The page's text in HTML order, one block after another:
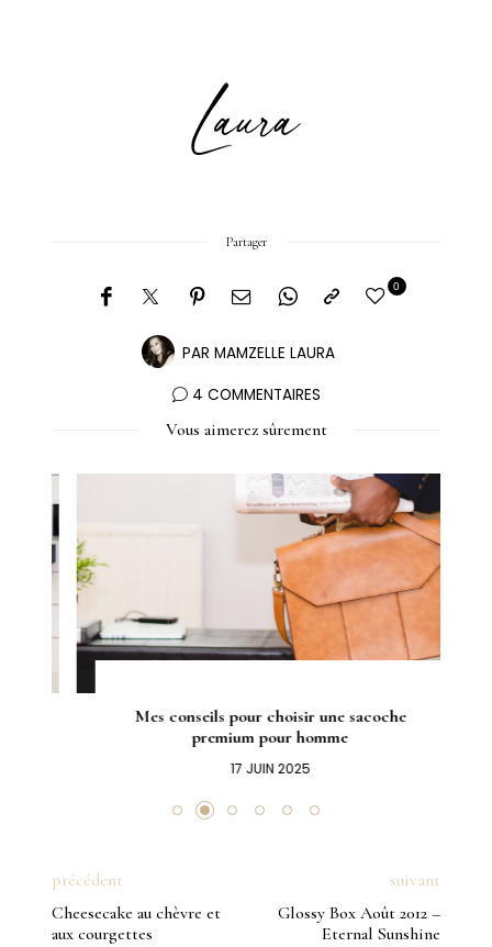
Partager
PAR MAMZELLE LAURA
0
4 COMMENTAIRES
Vous aimerez sûrement
Mes conseils pour choisir une sacoche
premium pour homme
17 JUIN 2025
précédent
Cheesecake au chèvre et
aux courgettes
suivant
Glossy Box Août 2012 –
Eternal Sunshine